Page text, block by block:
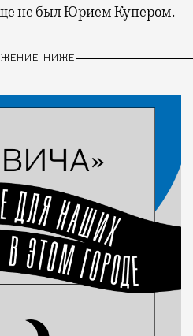
не был Юрием Купером.
НИЖЕ